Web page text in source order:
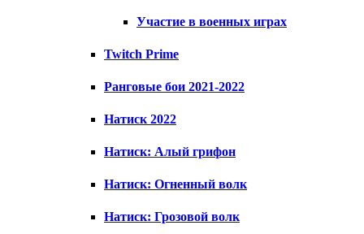
Участие в военных играх
Twitch Prime
Ранговые бои 2021-2022
Натиск 2022
Натиск: Алый грифон
Натиск: Огненный волк
Натиск: Грозовой волк